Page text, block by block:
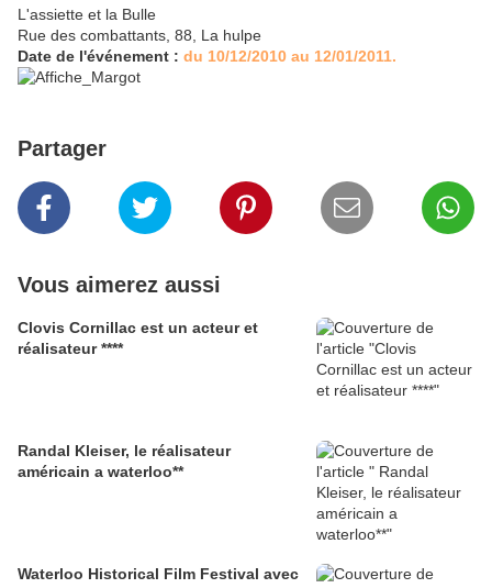
L'assiette et la Bulle
Rue des combattants, 88, La hulpe
Date de l'événement : du 10/12/2010 au 12/01/2011.
Partager
Vous aimerez aussi
Clovis Cornillac est un acteur et
réalisateur ****
Randal Kleiser, le réalisateur
américain a waterloo**
Waterloo Historical Film Festival avec